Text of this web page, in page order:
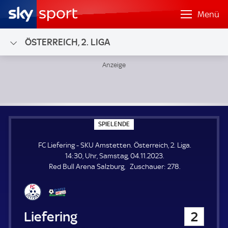
Menü
ÖSTERREICH, 2. LIGA
SPIELENDE
P
E
L
E
N
FC Liefering - SKU Amstetten. Österreich, 2. Liga.
14:30, Uhr, Samstag, 04.11.2023.
Red Bull Arena Salzburg
Zuschauer: Z
278.
FC Liefering 2